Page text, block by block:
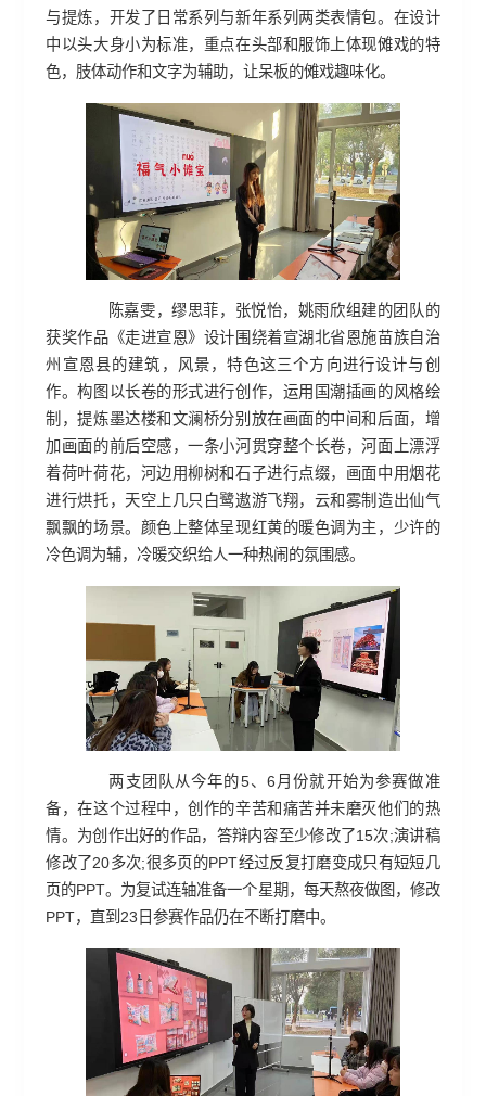
与提炼，开发了日常系列与新年系列两类表情包。在设计
中以头大身小为标准，重点在头部和服饰上体现傩戏的特
色，肢体动作和文字为辅助，让呆板的傩戏趣味化。
陈嘉雯，缪思菲，张悦怡，姚雨欣组建的团队的
获奖作品《走进宣恩》设计围绕着宣湖北省恩施苗族自治
州宣恩县的建筑，风景，特色这三个方向进行设计与创
作。构图以长卷的形式进行创作，运用国潮插画的风格绘
制，提炼墨达楼和文澜桥分别放在画面的中间和后面，增
加画面的前后空感，一条小河贯穿整个长卷，河面上漂浮
着荷叶荷花，河边用柳树和石子进行点缀，画面中用烟花
进行烘托，天空上几只白鹭遨游飞翔，云和雾制造出仙气
飘飘的场景。颜色上整体呈现红黄的暖色调为主，少许的
冷色调为辅，冷暖交织给人一种热闹的氛围感。
两支团队从今年的5、6月份就开始为参赛做准
备，在这个过程中，创作的辛苦和痛苦并未磨灭他们的热
情。为创作出好的作品，答辩内容至少修改了15次;演讲稿
修改了20多次;很多页的PPT经过反复打磨变成只有短短几
页的PPT。为复试连轴准备一个星期，每天熬夜做图，修改
PPT，直到23日参赛作品仍在不断打磨中。